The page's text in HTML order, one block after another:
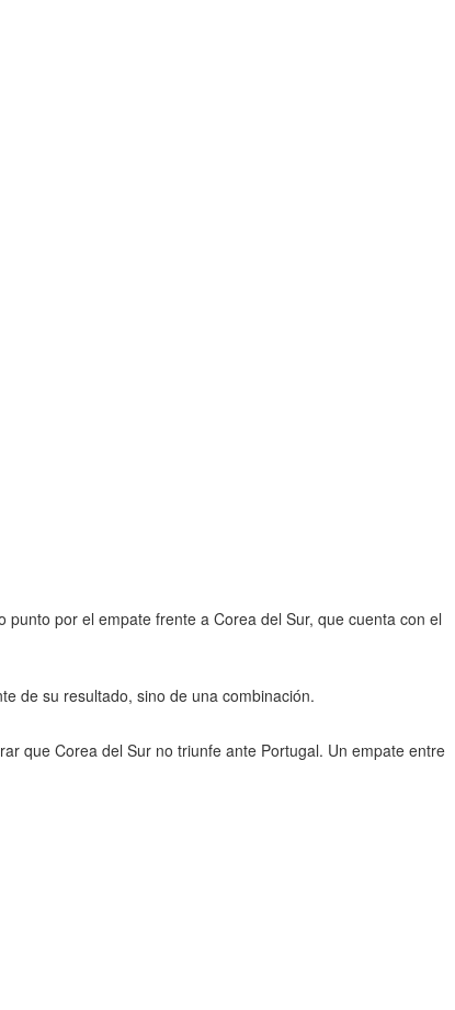
por el empate frente a Corea del Sur, que cuenta con el
de su resultado, sino de una combinación.
que Corea del Sur no triunfe ante Portugal. Un empate entre